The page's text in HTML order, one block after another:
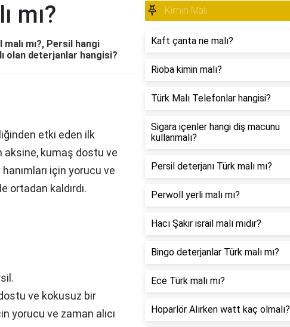
mı?
mı?, Persil hangi
olan deterjanlar hangisi?
etki eden ilk
aksine, kumaş dostu ve
için yorucu ve
ortadan kaldırdı.
ve kokusuz bir
yorucu ve zaman alıcı
Kimin Malı
Kaft çanta ne malı?
Rioba kimin malı?
Türk Malı Telefonlar hangisi?
Sigara içenler hangi diş macunu
kullanmalı?
Persil deterjanı Türk malı mı?
Perwoll yerli malı mı?
Hacı Şakir israil malı mıdır?
Bingo deterjanlar Türk malı mı?
Ece Türk malı mı?
Hoparlör Alırken watt kaç olmalı?